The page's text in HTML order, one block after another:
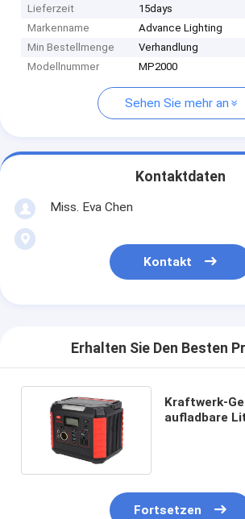
Lieferzeit
15days
Markenname
Advance Lighting
Min Bestellmenge
Verhandlung
Modellnummer
MP2000
Sehen Sie mehr an
Kontaktdaten
Miss. Eva Chen
Kontakt
Erhalten Sie Den Besten
Kraftwerk-
aufladbare
Fortsetzen